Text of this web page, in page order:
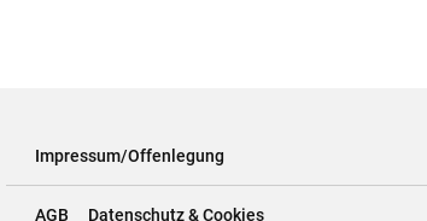
Impressum/Offenlegung
AGB Datenschutz & Cookies